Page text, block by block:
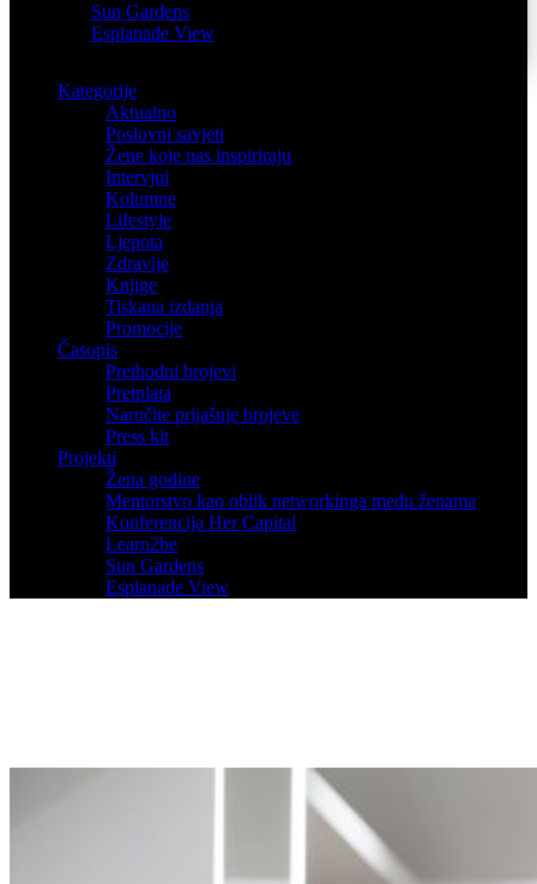
Sun Gardens
Esplanade View
Kategorije
Aktualno
Poslovni savjeti
Žene koje nas inspiriraju
Intervjui
Kolumne
Lifestyle
Ljepota
Zdravlje
Knjige
Tiskana izdanja
Promocije
Časopis
Prethodni brojevi
Pretplata
Naručite prijašnje brojeve
Press kit
Projekti
Žena godine
Mentorstvo kao oblik networkinga među ženama
Konferencija Her Capital
Learn2be
Sun Gardens
Esplanade View